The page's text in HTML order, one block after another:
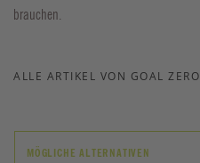
brauchen.
ALLE ARTIKEL VON GOAL ZERO
MÖGLICHE ALTERNATIVEN